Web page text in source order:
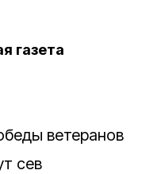
газета
ветеранов
сев